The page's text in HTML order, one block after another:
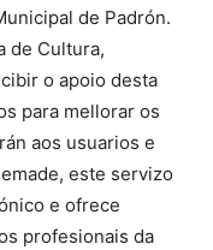
de Padrón.
de Cultura,
o apoio desta
para mellorar os
aos usuarios e
este servizo
e ofrece
profesionais da